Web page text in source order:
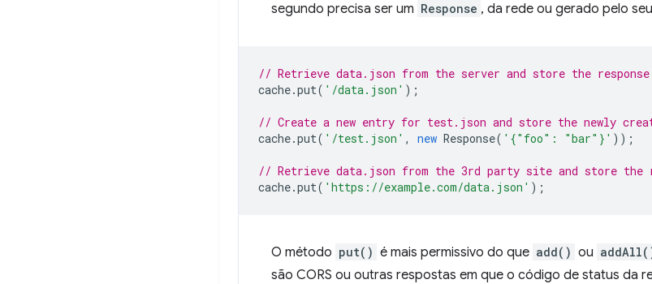
segundo precisa ser um Response , da rede ou gerado pelo
// Retrieve data.json from the server and store the
cache.put( '/data.json' );
// Create a new entry for test.json and store the newly
cache.put( '/test.json' , new Response( '{"foo": "bar"}' ));
// Retrieve data.json from the 3rd party site and store the
cache.put( 'https://example.com/data.json' );
O método put() é mais permissivo do que add() ou
são CORS ou outras respostas em que o código de status da